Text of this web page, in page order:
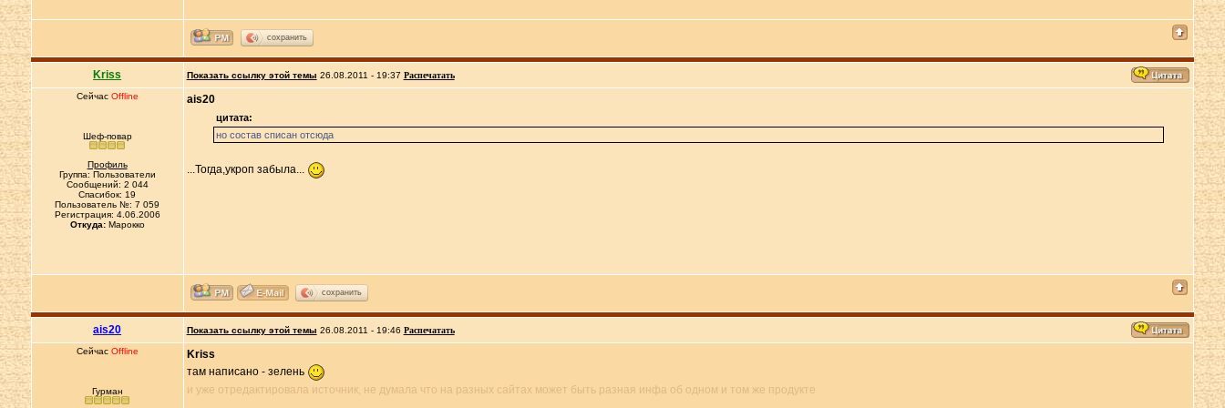
сохранить
Kriss Показать ссылку этой темы 26.08.2011 - 19:37 Распечатать
Сейчас Offline
Шеф-повар
Профиль
Группа: Пользователи
Сообщений: 2 044
Спасибок: 19
Пользователь №: 7 059
Регистрация: 4.06.2006
Откуда:Марокко
ais20
цитата:
но состав списан отсюда
...Тогда,укроп забыла...
сохранить
ais20 Показать ссылку этой темы 26.08.2011 - 19:46 Распечатать
Сейчас Offline
Гурман
Kriss
там написано - зелень
и уже отредактировала источник, не думала что на разных сайтах может быть разная инфа об одном и том же продукте